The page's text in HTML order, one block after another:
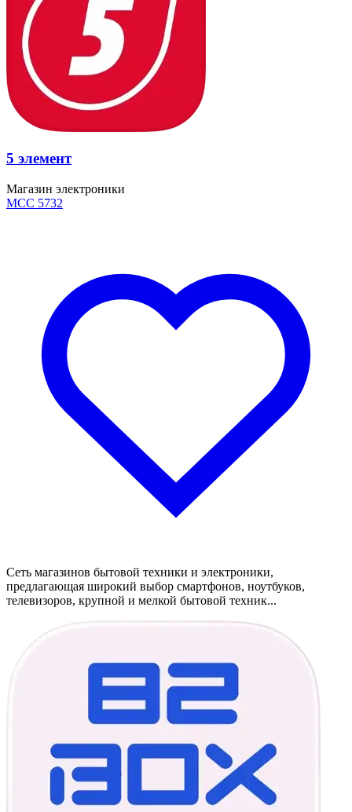
5 элемент
Магазин электроники
MCC 5732
Сеть магазинов бытовой техники и электроники,
предлагающая широкий выбор смартфонов, ноутбуков,
телевизоров, крупной и мелкой бытовой техник...